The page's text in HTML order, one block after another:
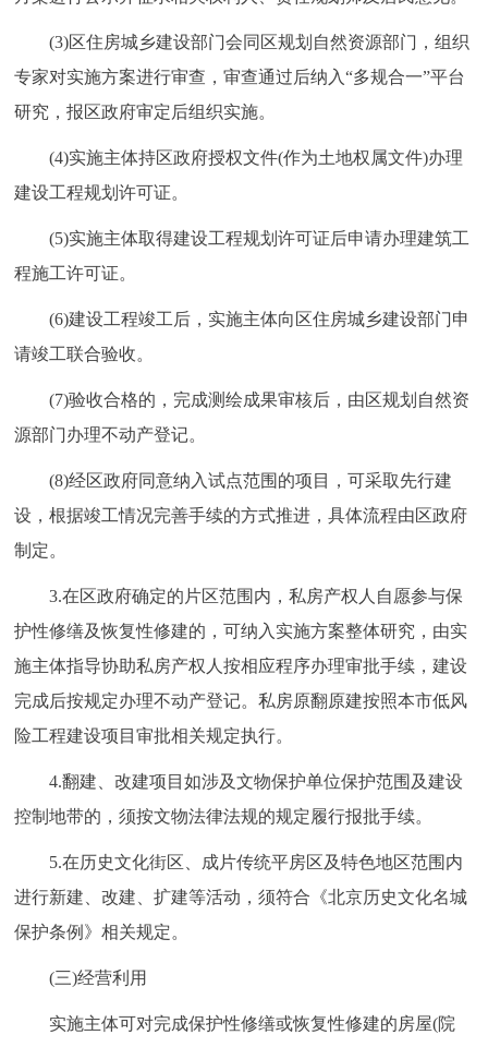
(3)区住房城乡建设部门会同区规划自然资源部门，组织
专家对实施方案进行审查，审查通过后纳入“多规合一”平台
研究，报区政府审定后组织实施。
(4)实施主体持区政府授权文件(作为土地权属文件)办理
建设工程规划许可证。
(5)实施主体取得建设工程规划许可证后申请办理建筑工
程施工许可证。
(6)建设工程竣工后，实施主体向区住房城乡建设部门申
请竣工联合验收。
(7)验收合格的，完成测绘成果审核后，由区规划自然资
源部门办理不动产登记。
(8)经区政府同意纳入试点范围的项目，可采取先行建
设，根据竣工情况完善手续的方式推进，具体流程由区政府
制定。
3.在区政府确定的片区范围内，私房产权人自愿参与保
护性修缮及恢复性修建的，可纳入实施方案整体研究，由实
施主体指导协助私房产权人按相应程序办理审批手续，建设
完成后按规定办理不动产登记。私房原翻原建按照本市低风
险工程建设项目审批相关规定执行。
4.翻建、改建项目如涉及文物保护单位保护范围及建设
控制地带的，须按文物法律法规的规定履行报批手续。
5.在历史文化街区、成片传统平房区及特色地区范围内
进行新建、改建、扩建等活动，须符合《北京历史文化名城
保护条例》相关规定。
(三)经营利用
实施主体可对完成保护性修缮或恢复性修建的房屋(院